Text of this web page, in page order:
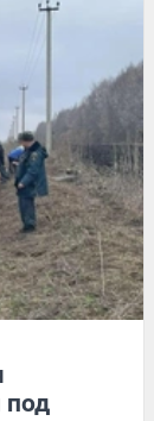
под